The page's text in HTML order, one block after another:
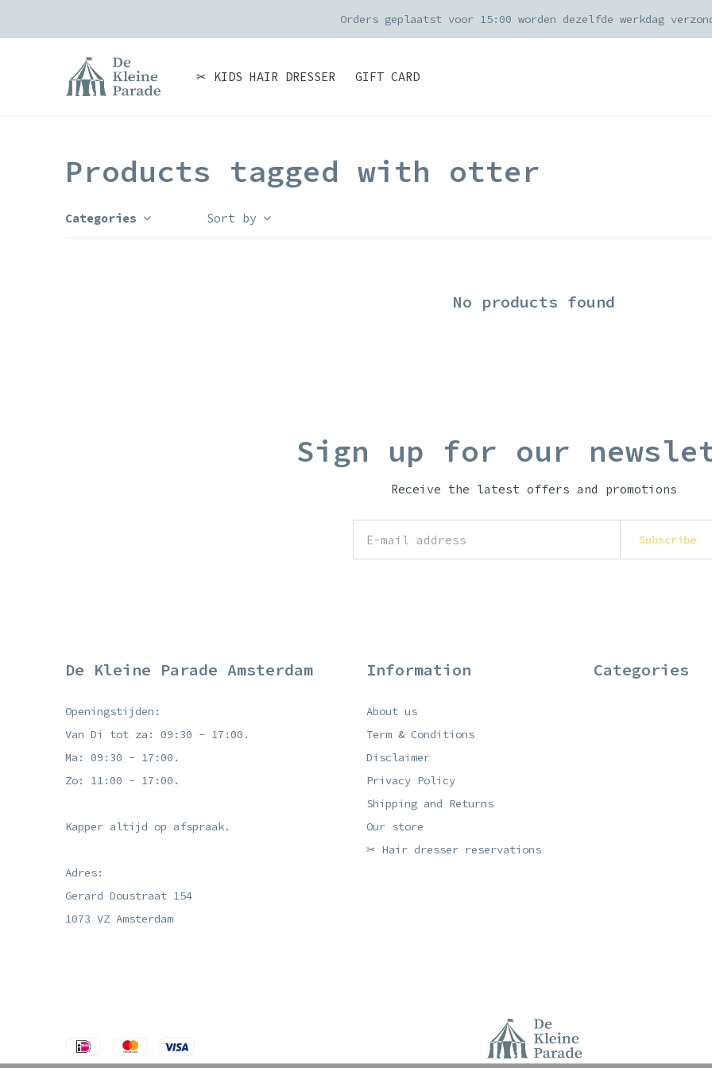
✂ KIDS HAIR DRESSER GIFT CARD
Orders geplaatst voor 15:00 worden dezelfde werkdag
Products tagged with otter
Categories Sort by
No products found
Sign up for our
Receive the latest offers and promotions
Subscribe
De Kleine Parade Amsterdam
Openingstijden:
Van Di tot za: 09:30 - 17:00.
Ma: 09:30 - 17:00.
Zo: 11:00 - 17:00.
Kapper altijd op afspraak.
Adres:
Gerard Doustraat 154
1073 VZ Amsterdam
Information
About us
Term & Conditions
Disclaimer
Privacy Policy
Shipping and Returns
Our store
✂ Hair dresser reservations
Categories